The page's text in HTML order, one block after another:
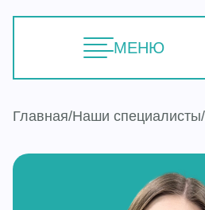
МЕНЮ
Главная Наши специалисты